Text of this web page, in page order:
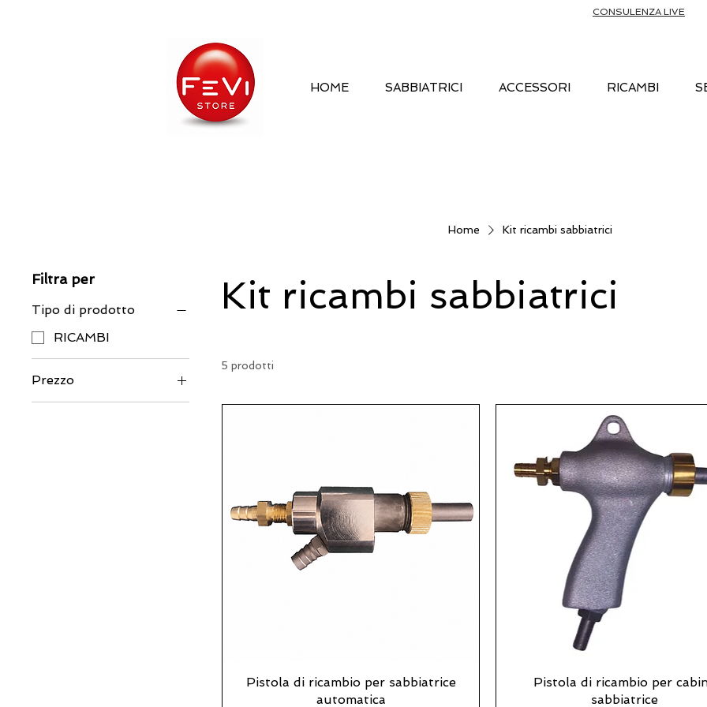
HOME SABBIATRICI ACCESSORI RICAMBI
CONSULENZA LIVE
Home Kit ricambi sabbiatrici
Filtra per
Tipo di prodotto
RICAMBI
Prezzo
Kit ricambi sabbiatrici
5 prodotti
Pistola di ricambio per sabbiatrice
automatica
Pistola di ricambio per
sabbiatrice